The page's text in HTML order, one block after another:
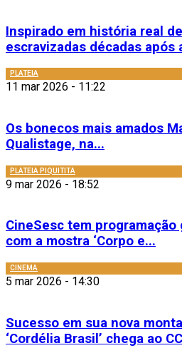
Inspirado em história real
escravizadas décadas após
PLATEIA
11 mar 2026 - 11:22
Os bonecos mais amados
Qualistage, na...
PLATEIA PIQUITITA
9 mar 2026 - 18:52
CineSesc tem
com a mostra ‘Corpo e...
CINEMA
5 mar 2026 - 14:30
Sucesso em sua nova
‘Cordélia Brasil’ chega ao